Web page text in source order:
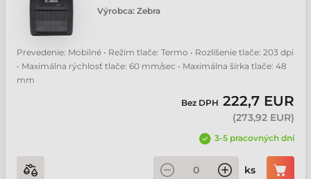
Výrobca: Zebra
Prevedenie: Mobilné • Režim tlače: Termo • Rozlíšenie tlače: 203 dpi
• Maximálna rýchlosť tlače: 60 mm/sec • Maximálna šírka tlače: 48
mm
Bez DPH 222,7 EUR
(273,92 EUR)
3-5 pracovných dní
ks